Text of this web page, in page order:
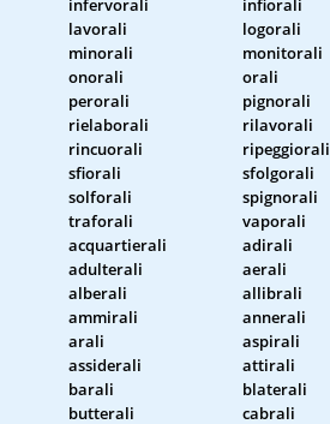
lavorali
logorali
minorali
monitorali
onorali
orali
perorali
pignorali
rielaborali
rilavorali
rincuorali
ripeggiorali
sfiorali
sfolgorali
solforali
spignorali
traforali
vaporali
acquartierali
adirali
adulterali
aerali
alberali
allibrali
ammirali
annerali
arali
aspirali
assiderali
attirali
barali
blaterali
butterali
cabrali